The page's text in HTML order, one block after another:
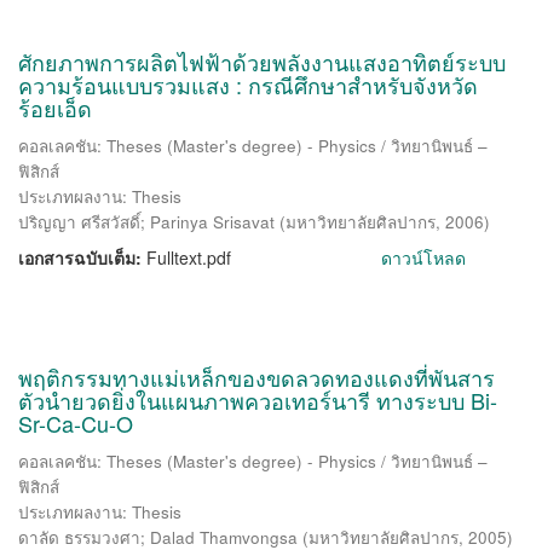
ศักยภาพการผลิตไฟฟ้าด้วยพลังงานแสงอาทิตย์ระบบ
ความร้อนแบบรวมแสง : กรณีศึกษาสำหรับจังหวัด
ร้อยเอ็ด
คอลเลคชัน: Theses (Master's degree) - Physics / วิทยานิพนธ์ –
ฟิสิกส์
ประเภทผลงาน: Thesis
ปริญญา ศรีสวัสดิ์; Parinya Srisavat (มหาวิทยาลัยศิลปากร, 2006)
เอกสารฉบับเต็ม: Fulltext.pdf ดาวน์โหลด
พฤติกรรมทางแม่เหล็กของขดลวดทองแดงที่พันสาร
ตัวนำยวดยิ่งในแผนภาพควอเทอร์นารี ทางระบบ Bi-
Sr-Ca-Cu-O
คอลเลคชัน: Theses (Master's degree) - Physics / วิทยานิพนธ์ –
ฟิสิกส์
ประเภทผลงาน: Thesis
ดาลัด ธรรมวงศา; Dalad Thamvongsa (มหาวิทยาลัยศิลปากร, 2005)